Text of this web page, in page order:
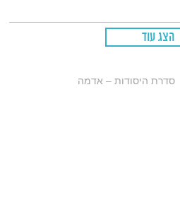
הצג עוד
סדרת היסודות – אדמה